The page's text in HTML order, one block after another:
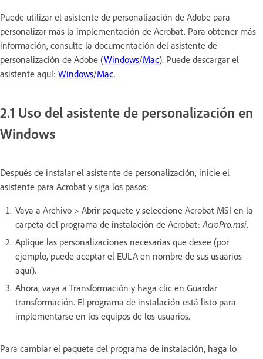
Puede utilizar el asistente de personalización de Adobe para
personalizar más la implementación de Acrobat. Para obtener más
información, consulte la documentación del asistente de
personalización de Adobe (Windows/Mac). Puede descargar el
asistente aquí: Windows/Mac.
2.1 Uso del asistente de personalización en
Windows
Después de instalar el asistente de personalización, inicie el
asistente para Acrobat y siga los pasos:
Vaya a Archivo > Abrir paquete y seleccione Acrobat MSI en la
carpeta del programa de instalación de Acrobat: AcroPro.msi.
Aplique las personalizaciones necesarias que desee (por
ejemplo, puede aceptar el EULA en nombre de sus usuarios
aquí).
Ahora, vaya a Transformación y haga clic en Guardar
transformación. El programa de instalación está listo para
implementarse en los equipos de los usuarios.
Para cambiar el paquete del programa de instalación, haga lo